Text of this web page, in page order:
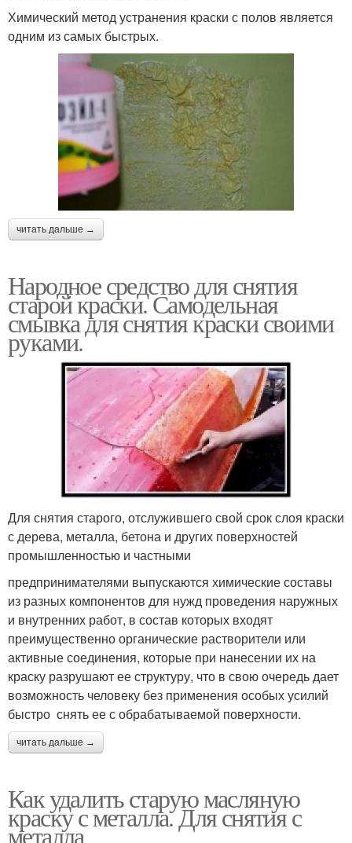
Химический метод устранения краски с полов является
одним из самых быстрых.
читать дальше →
Народное средство для снятия
старой краски. Самодельная
смывка для снятия краски своими
руками.
Для снятия старого, отслужившего свой срок слоя краски
с дерева, металла, бетона и других поверхностей
промышленностью и частными
предпринимателями выпускаются химические составы
из разных компонентов для нужд проведения наружных
и внутренних работ, в состав которых входят
преимущественно органические растворители или
активные соединения, которые при нанесении их на
краску разрушают ее структуру, что в свою очередь дает
возможность человеку без применения особых усилий
быстро снять ее с обрабатываемой поверхности.
читать дальше →
Как удалить старую масляную
краску с металла. Для снятия с
металла